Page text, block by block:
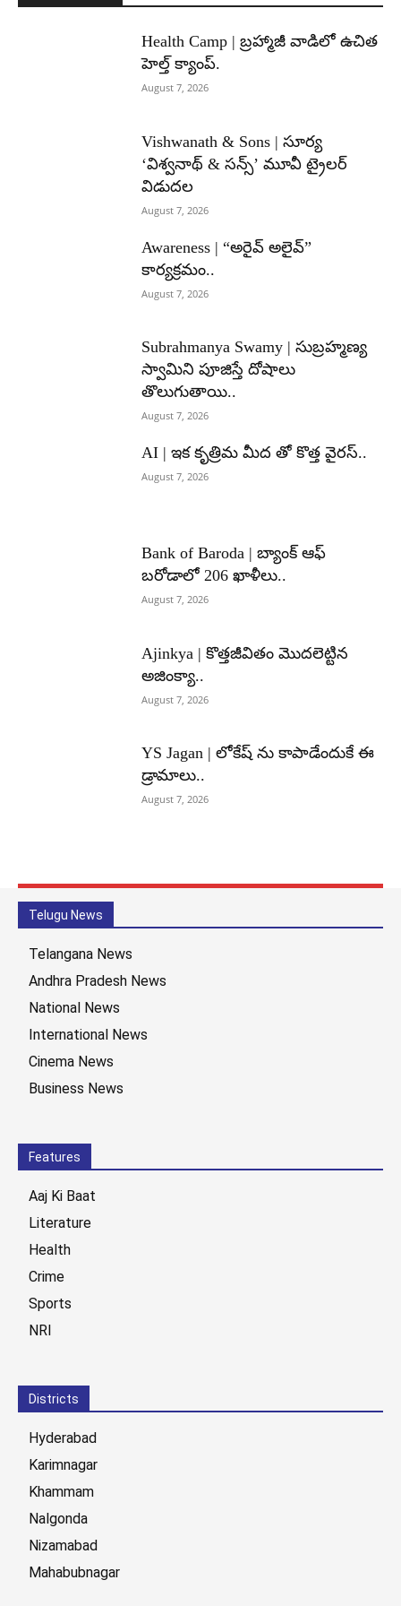
Health Camp | బ్రహ్మాజీ వాడిలో ఉచిత
హెల్త్ క్యాంప్.
August 7, 2026
Vishwanath & Sons | సూర్య
‘విశ్వనాథ్ & సన్స్’ మూవీ ట్రైలర్
విడుదల
August 7, 2026
Awareness | “అరైవ్ అలైవ్”
కార్యక్రమం..
August 7, 2026
Subrahmanya Swamy | సుబ్రహ్మణ్య
స్వామిని పూజిస్తే దోషాలు
తొలుగుతాయి..
August 7, 2026
AI | ఇక కృత్రిమ మీద తో కొత్త వైరస్..
August 7, 2026
Bank of Baroda | బ్యాంక్‌ ఆఫ్‌
బరోడాలో 206 ఖాళీలు..
August 7, 2026
Ajinkya | కొత్తజీవితం మొదలెట్టిన
అజింక్యా..
August 7, 2026
YS Jagan | లోకేష్ ను కాపాడేందుకే ఈ
డ్రామాలు..
August 7, 2026
Telugu News
Telangana News
Andhra Pradesh News
National News
International News
Cinema News
Business News
Features
Aaj Ki Baat
Literature
Health
Crime
Sports
NRI
Districts
Hyderabad
Karimnagar
Khammam
Nalgonda
Nizamabad
Mahabubnagar